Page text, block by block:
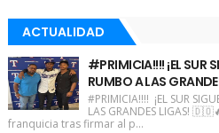
ACTUALIDAD
#PRIMICIA!!!! ¡EL SUR
RUMBO A LAS
#PRIMICIA!!!! ¡EL SUR
LAS GRANDES LIGAS!
franquicia tras firmar al p...